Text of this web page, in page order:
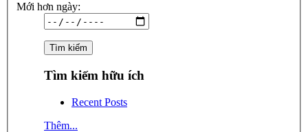
Mới hơn ngày:
Tìm kiếm hữu ích
Recent Posts
Thêm...